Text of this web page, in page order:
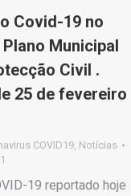
Covid-19 no
Municipal
Civil .
25 de fevereiro
COVID19 Notícias
19 reportado hoje